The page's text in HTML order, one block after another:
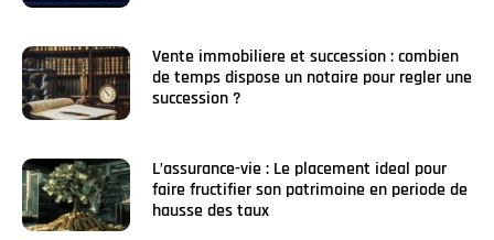
Vente immobiliere et succession : combien
de temps dispose un notaire pour regler une
succession ?
L’assurance-vie : Le placement ideal pour
faire fructifier son patrimoine en periode de
hausse des taux